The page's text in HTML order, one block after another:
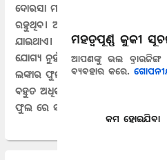
ଦୋରସା ମାଟି, ଆଦର୍ଶ ରୂପେ 21 ରୁ
ରହୁଥିବ। ଅତ୍ୟନ୍ତ ଆର୍ଦ୍ର ମାଟି ଯୋଗୁଁ
ଯାଇଥାଏ। ଯଦିଓ ଏହି ଫସଲ 12 °C
ଯୋଗ୍ୟ ନୁହଁ ଏବଂ ଏହା କୁହୁଡି ପ୍ରତି
ଲଙ୍କାର ଫୁଲ ଧରିବା ପ୍ରକ୍ରିୟା ବହୁତ
ବହୁତ ଅଧିକ ତାପମାନ (33 to 38
ଫୁଲ ରେ ସଫଳତମ ପରାଗଣ ର
ମହତ୍ୱପୂର୍ଣ୍ଣ କୁକୀ
ଆପଣଙ୍କୁ ଭଲ
ବ୍ୟବହାର କରେ.
କମ ହୋଇଯିବା